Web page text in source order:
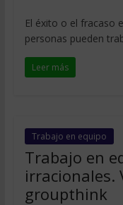
El éxito o el
personas pueden
Leer más
Trabajo en equipo
Trabajo en
irracionales.
groupthink